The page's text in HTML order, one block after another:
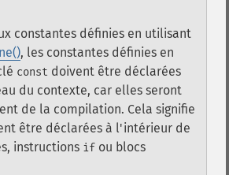
constantes définies en utilisant
, les constantes définies en
const doivent être déclarées
du contexte, car elles seront
de la compilation. Cela signifie
être déclarées à l'intérieur de
instructions if ou blocs